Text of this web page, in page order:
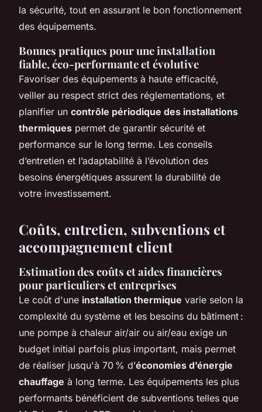
la sécurité, tout en assurant le bon fonctionnement
des équipements.
Bonnes pratiques pour une installation
fiable, éco-performante et évolutive
Favoriser des équipements à haute efficacité,
veiller au respect strict des réglementations, et
planifier un contrôle périodique des installations
thermiques permet de garantir sécurité et
performance sur le long terme. Les conseils
d’entretien et l’adaptabilité à l’évolution des
besoins énergétiques assurent la durabilité de
votre investissement.
Coûts, entretien, subventions et
accompagnement client
Estimation des coûts et aides financières
pour particuliers et entreprises
Le coût d'une installation thermique varie selon la
complexité du système et les besoins du bâtiment :
une pompe à chaleur air/air ou air/eau exige un
budget initial parfois plus important, mais permet
de réaliser jusqu'à 70 % d’économies d’énergie
chauffage à long terme. Les équipements les plus
performants bénéficient de subventions telles que